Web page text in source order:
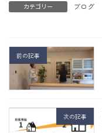
カテゴリー ブログ
前の記事
次の記事